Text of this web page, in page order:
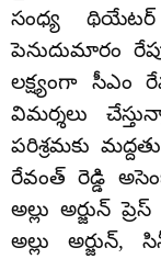
సంధ్య
పెనుదుమారం
లక్ష్యంగా సీఎం
విమర్శలు
పరిశ్రమకు
రేవంత్ రెడ్డి
అల్లు అర్జున్
అల్లు అర్జున్,